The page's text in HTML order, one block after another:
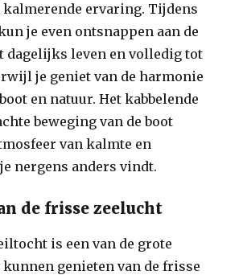
kalmerende ervaring. Tijdens
je even ontsnappen aan de
dagelijks leven en volledig tot
je geniet van de harmonie
en natuur. Het kabbelende
beweging van de boot
van kalmte en
nergens anders vindt.
de frisse zeelucht
is een van de grote
genieten van de frisse